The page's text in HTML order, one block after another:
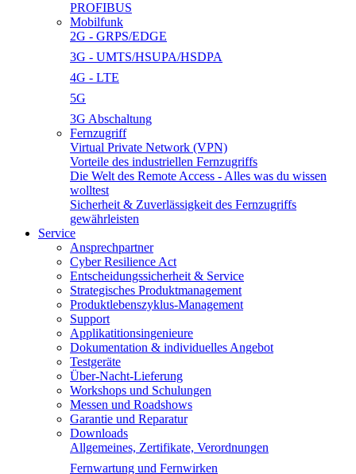
PROFIBUS
Mobilfunk
2G - GRPS/EDGE
3G - UMTS/HSUPA/HSDPA
4G - LTE
5G
3G Abschaltung
Fernzugriff
Virtual Private Network (VPN)
Vorteile des industriellen Fernzugriffs
Die Welt des Remote Access - Alles was du wissen
wolltest
Sicherheit & Zuverlässigkeit des Fernzugriffs
gewährleisten
Service
Ansprechpartner
Cyber Resilience Act
Entscheidungssicherheit & Service
Strategisches Produktmanagement
Produktlebenszyklus-Management
Support
Applikatitionsingenieure
Dokumentation & individuelles Angebot
Testgeräte
Über-Nacht-Lieferung
Workshops und Schulungen
Messen und Roadshows
Garantie und Reparatur
Downloads
Allgemeines, Zertifikate, Verordnungen
Fernwartung und Fernwirken